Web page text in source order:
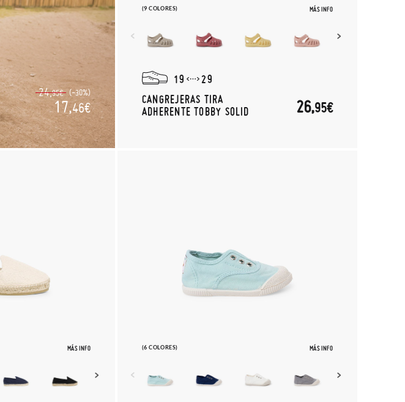
24,95€ (-30%)
17,46€
(9 COLORES) MÁS INFO
19
29
CANGREJERAS TIRA
ADHERENTE TOBBY SOLID
26,95€
MÁS INFO (6 COLORES) MÁS INFO